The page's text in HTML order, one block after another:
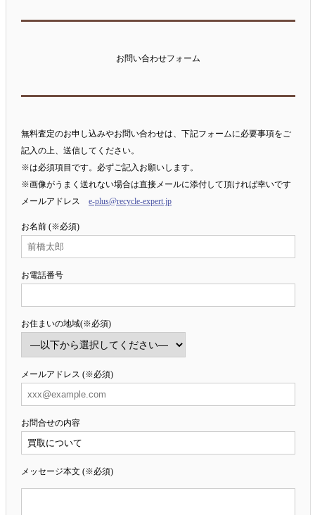
お問い合わせフォーム
無料査定のお申し込みやお問い合わせは、下記フォームに必要事項をご
記入の上、送信してください。
※は必須項目です。必ずご記入お願いします。
※画像がうまく送れない場合は直接メールに添付して頂ければ幸いです
メールアドレス e-plus@recycle-expert.jp
お名前 (※必須)
お電話番号
お住まいの地域(※必須)
メールアドレス (※必須)
お問合せの内容
メッセージ本文 (※必須)